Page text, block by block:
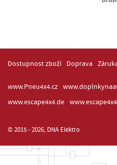
Dostupnost zboží Doprava
www.Pneu4x4.cz
www.escape4x4.de
© 2015 - 2026, DNA Elektro